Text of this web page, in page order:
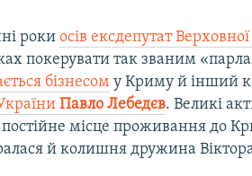
рокиосів ексдепутат
покерувати так званим
бізнесом у Криму й інший
Павло Лебедєв. Великі
місце проживання до
й колишня дружина